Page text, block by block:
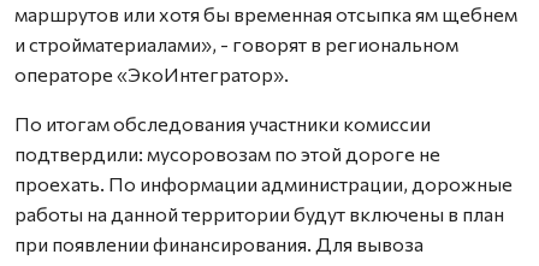
маршрутов или хотя бы временная отсыпка ям щебнем
и стройматериалами», - говорят в региональном
операторе «ЭкоИнтегратор».
По итогам обследования участники комиссии
подтвердили: мусоровозам по этой дороге не
проехать. По информации администрации, дорожные
работы на данной территории будут включены в план
при появлении финансирования. Для вывоза